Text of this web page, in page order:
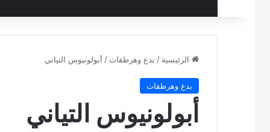
الرئيسية / بدع وهرطقات / أبولونيوس التياني
بدع وهرطقات
أبولونيوس التياني